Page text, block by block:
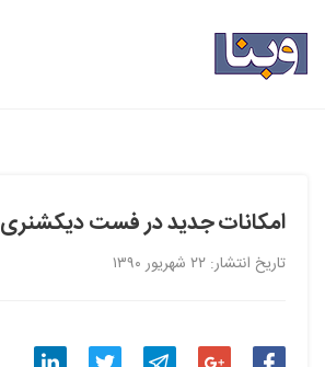
امکانات جدید در فست دیکشنری
تاریخ انتشار: ۲۲ شهریور ۱۳۹۰